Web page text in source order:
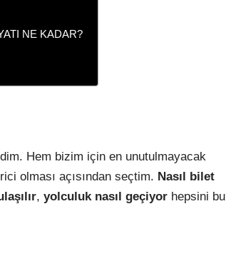
NE KADAR?
Hem bizim için en unutulmayacak
olması açısından seçtim. Nasıl bilet
, yolculuk nasıl geçiyor hepsini bu